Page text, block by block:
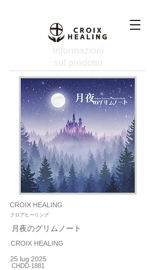
Informazioni
sul prodotto
CROIX HEALING
クロアヒーリング
月夜のグリムノート
CROIX HEALING
25 lug 2025
CHDD-1881